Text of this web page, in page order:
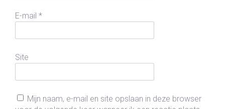
E-mail *
Site
Mijn naam, e-mail en site opslaan in deze browser